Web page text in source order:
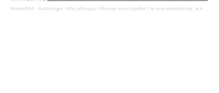
SnitemDM · Audiologie - Allo, allo quoi ? Pouvez-vous répéter ? Je vous entends mal, Je ne vous entends pas